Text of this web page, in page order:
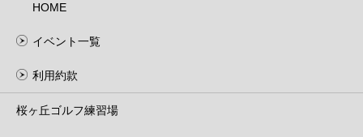
HOME
イベント一覧
利用約款
桜ヶ丘ゴルフ練習場